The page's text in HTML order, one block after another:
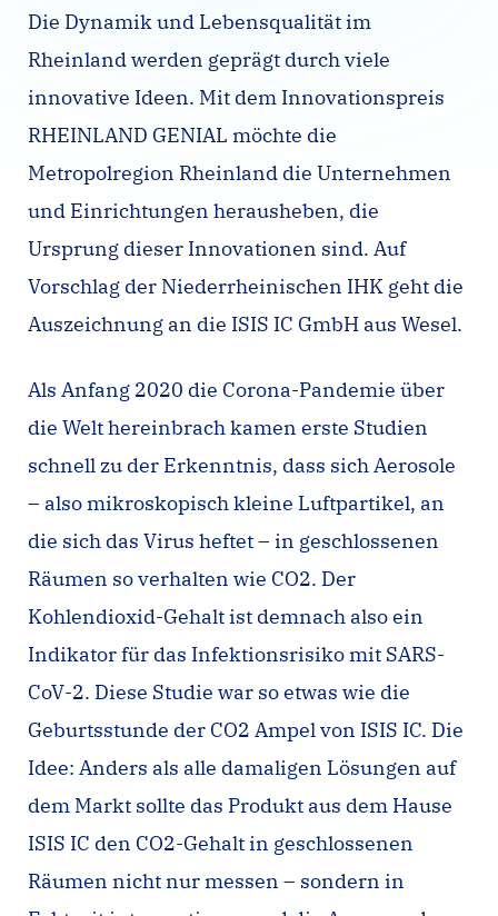
Die Dynamik und Lebensqualität im
Rheinland werden geprägt durch viele
innovative Ideen. Mit dem Innovationspreis
RHEINLAND GENIAL möchte die
Metropolregion Rheinland die Unternehmen
und Einrichtungen herausheben, die
Ursprung dieser Innovationen sind. Auf
Vorschlag der Niederrheinischen IHK geht die
Auszeichnung an die ISIS IC GmbH aus Wesel.
Als Anfang 2020 die Corona-Pandemie über
die Welt hereinbrach kamen erste Studien
schnell zu der Erkenntnis, dass sich Aerosole
– also mikroskopisch kleine Luftpartikel, an
die sich das Virus heftet – in geschlossenen
Räumen so verhalten wie CO2. Der
Kohlendioxid-Gehalt ist demnach also ein
Indikator für das Infektionsrisiko mit SARS-
CoV-2. Diese Studie war so etwas wie die
Geburtsstunde der CO2 Ampel von ISIS IC. Die
Idee: Anders als alle damaligen Lösungen auf
dem Markt sollte das Produkt aus dem Hause
ISIS IC den CO2-Gehalt in geschlossenen
Räumen nicht nur messen – sondern in